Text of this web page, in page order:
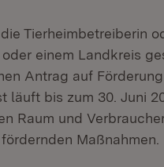
Tierheimbetreiberin
einem Landkreis
Antrag auf
läuft bis zum 30. Juni
Raum und
Maßnahmen.